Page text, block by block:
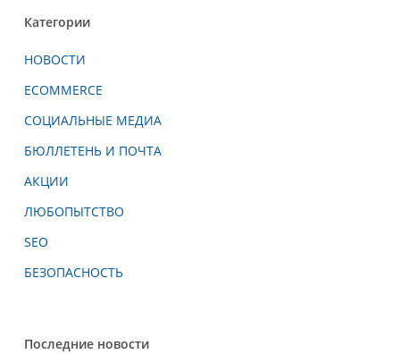
Категории
НОВОСТИ
ECOMMERCE
СОЦИАЛЬНЫЕ МЕДИА
БЮЛЛЕТЕНЬ И ПОЧТА
АКЦИИ
ЛЮБОПЫТСТВО
SEO
БЕЗОПАСНОСТЬ
Последние новости